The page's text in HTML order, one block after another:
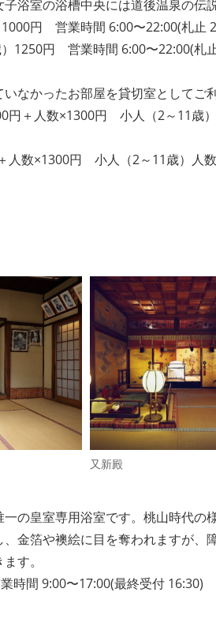
浴室の浴槽中央には道後温泉の伝
円 営業時間 6:00〜22:00(札止
1250円 営業時間 6:00〜22:00(札
なかったお部屋を貸切室としてご
円＋人数×1300円 小人（2～11
人数×1300円 小人（2～11歳）
又新殿
の皇室専用浴室です。桃山時代
金箔や襖絵に目を奪われますが
す。
間 9:00〜17:00(最終受付 16:30)